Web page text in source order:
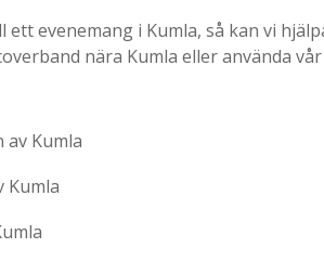
evenemang i Kumla, så kan vi
nära Kumla eller använda vår
av Kumla
Kumla